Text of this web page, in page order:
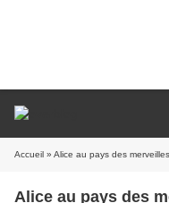
Accueil » Alice au pays des
Alice au pays des